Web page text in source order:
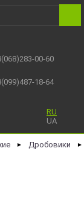
00-60
18-64
RU
UA
► Дробовики ►